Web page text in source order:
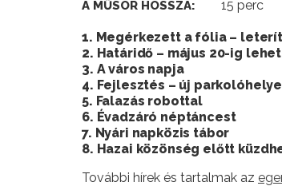
A MŰSOR HOSSZA: 15 perc
1. Megérkezett a fólia –
2. Határidő – május 20-ig
3. A város napja
4. Fejlesztés – új
5. Falazás robottal
6. Évadzáró néptáncest
7. Nyári napközis tábor
8. Hazai közönség előtt
További hírek és tartalmak az